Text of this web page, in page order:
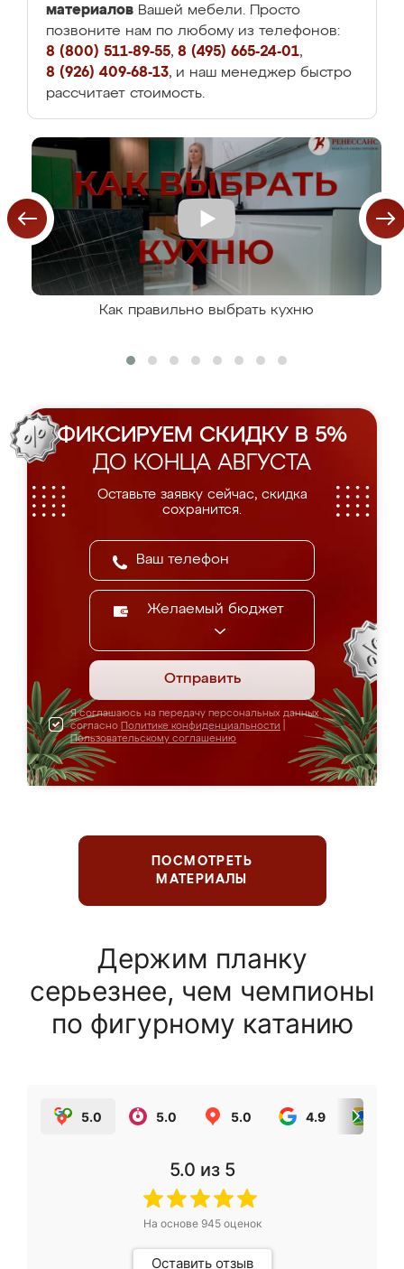
материалов Вашей мебели. Просто
позвоните нам по любому из телефонов:
8 (800) 511-89-55, 8 (495) 665-24-01,
8 (926) 409-68-13, и наш менеджер быстро
рассчитает стоимость.
Как правильно выбрать кухню
ФИКСИРУЕМ СКИДКУ В 5%
ДО КОНЦА АВГУСТА
Оставьте заявку сейчас, скидка
сохранится.
Желаемый бюджет
Отправить
Я соглашаюсь на передачу персональных данных
согласно Политике конфиденциальности
Пользовательскому соглашению
ПОСМОТРЕТЬ
МАТЕРИАЛЫ
Держим планку
серьезнее, чем чемпионы
по фигурному катанию
5.0 5.0 5.0 4.9
5.0 из 5
На основе 945оценок
Оставить отзыв